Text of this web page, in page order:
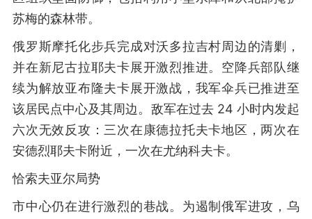
苏梅的森林带。
俄罗斯摩托化步兵完成对沃多拉吉村周边的清剿，
并在新尼古拉耶夫卡展开激烈推进。空降兵部队继
续为解放亚布隆夫卡展开激战，我军伞兵已推进至
该居民点中心及其周边。敌军在过去 24 小时内发起
六次无效反攻：三次在康德拉托夫卡地区，两次在
安德烈耶夫卡附近，一次在尤纳科夫卡。
恰索夫亚尔局势
市中心仍在进行激烈的巷战。为遏制俄军进攻，乌